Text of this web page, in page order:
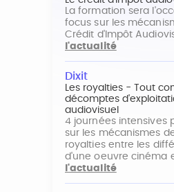
La formation sera
focus sur les
Crédit d'Impôt
l'actualité
Dixit
Les royalties - Tout
décomptes
audiovisuel
4 journées intensives
sur les mécanismes
royalties entre les
d'une oeuvre cinéma
l'actualité